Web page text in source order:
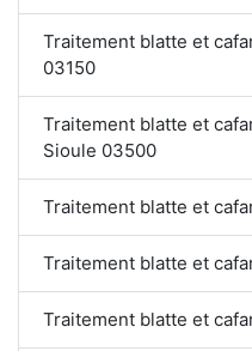
Traitement blatte et
03150
Traitement blatte et
Sioule 03500
Traitement blatte et
Traitement blatte et
Traitement blatte et